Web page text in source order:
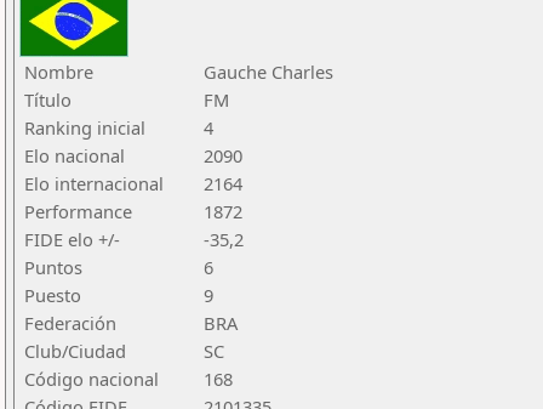
Nombre
Gauche Charles
Título
FM
Ranking inicial
4
Elo nacional
2090
Elo internacional
2164
Performance
1872
FIDE elo +/-
-35,2
Puntos
6
Puesto
9
Federación
BRA
Club/Ciudad
SC
Código nacional
168